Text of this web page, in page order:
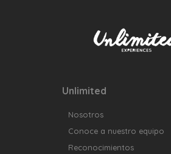
Unlimited
Nosotros
Conoce a nuestro equipo
Reconocimientos